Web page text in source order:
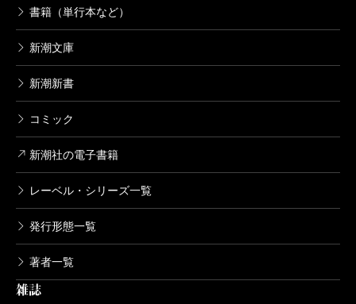
書籍（単行本など）
新潮文庫
新潮新書
コミック
新潮社の電子書籍
レーベル・シリーズ一覧
発行形態一覧
著者一覧
雑誌